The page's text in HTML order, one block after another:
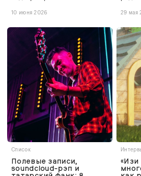
10 июня 2026 29 мая
Список
Полевые записи,
soundcloud-рэп и
«Изи